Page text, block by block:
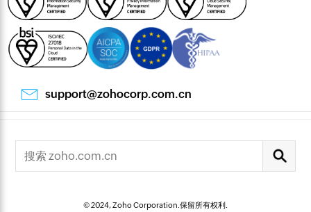
support@zohocorp.com.cn
© 2024, Zoho Corporation.保留所有权利.